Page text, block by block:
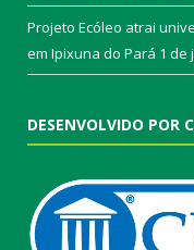
Projeto Ecóleo atrai
em Ipixuna do Pará 1 de
DESENVOLVIDO POR